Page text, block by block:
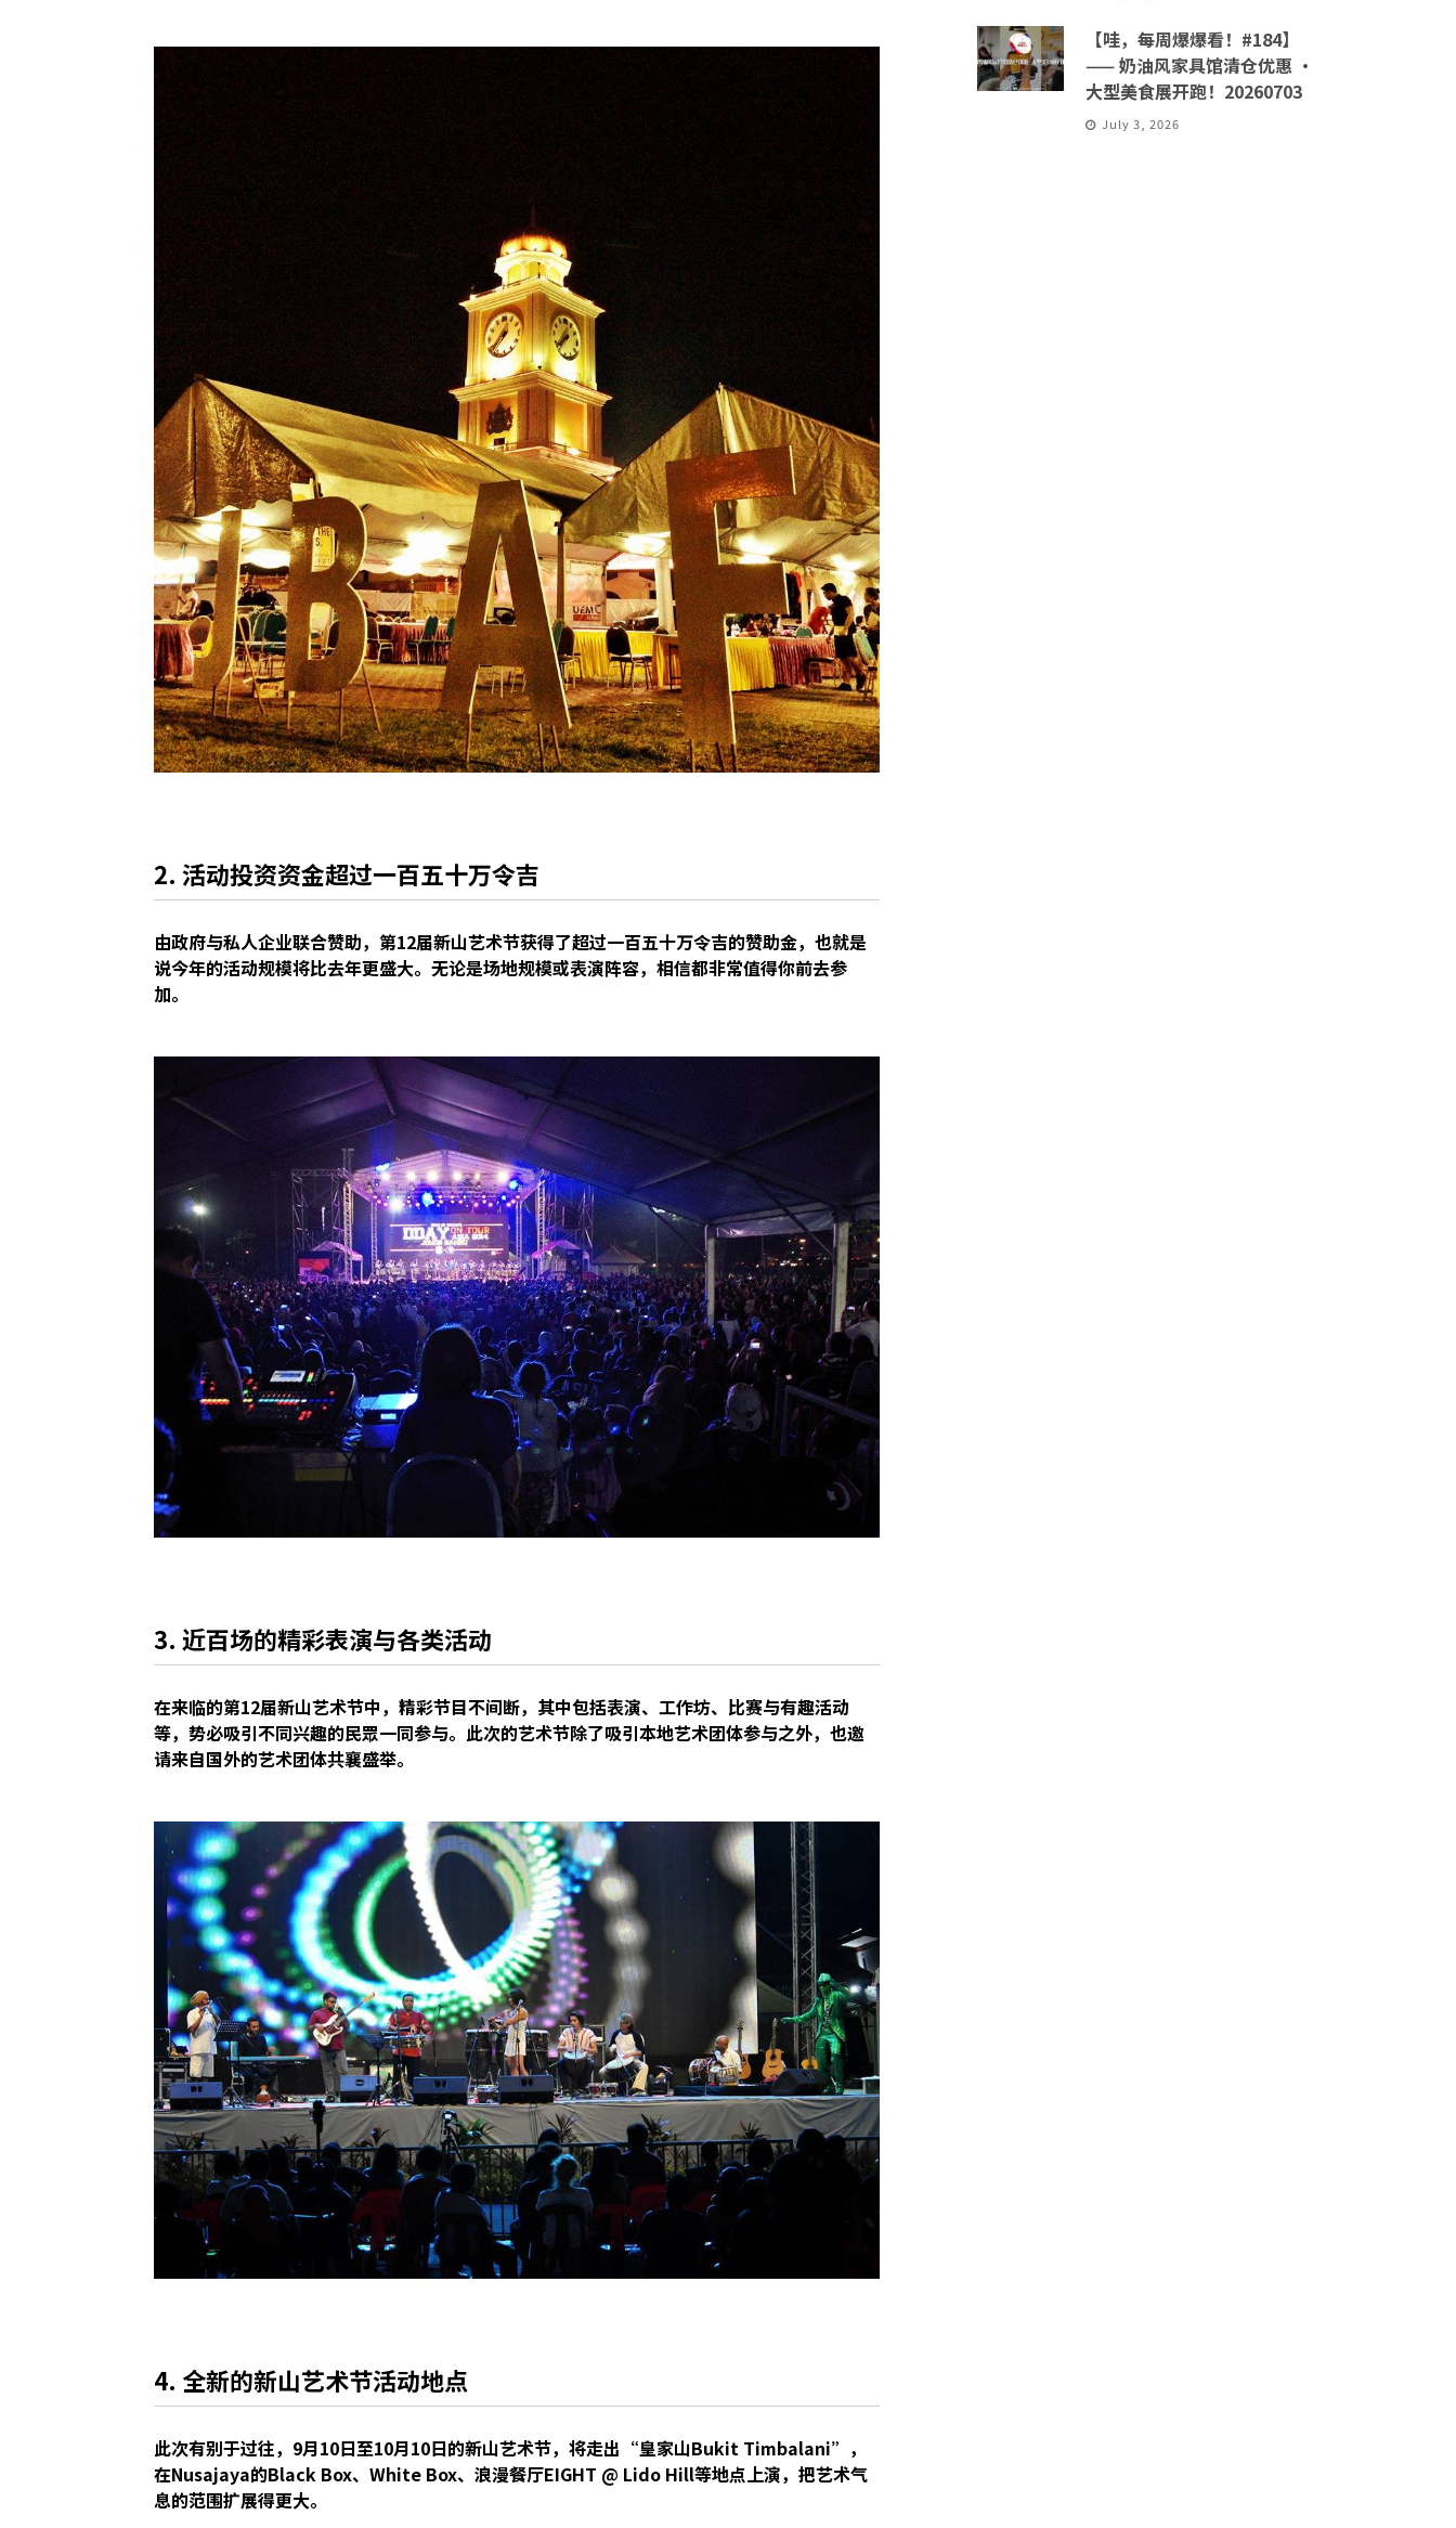
2. 活动投资资金超过一百五十万令吉
由政府与私人企业联合赞助，第12届新山艺术节获得了超过一百五十万令吉的赞助金，也就是
说今年的活动规模将比去年更盛大。无论是场地规模或表演阵容，相信都非常值得你前去参
加。
3. 近百场的精彩表演与各类活动
在来临的第12届新山艺术节中，精彩节目不间断，其中包括表演、工作坊、比赛与有趣活动
等，势必吸引不同兴趣的民眾一同参与。此次的艺术节除了吸引本地艺术团体参与之外，也邀
请来自国外的艺术团体共襄盛举。
4. 全新的新山艺术节活动地点
此次有别于过往，9月10日至10月10日的新山艺术节，将走出“皇家山Bukit Timbalani”，
在Nusajaya的Black Box、White Box、浪漫餐厅EIGHT @ Lido Hill等地点上演，把艺术气
息的范围扩展得更大。
【哇，每周爆爆看！#184】
—— 奶油风家具馆清仓优惠 ·
大型美食展开跑！20260703
July 3, 2026